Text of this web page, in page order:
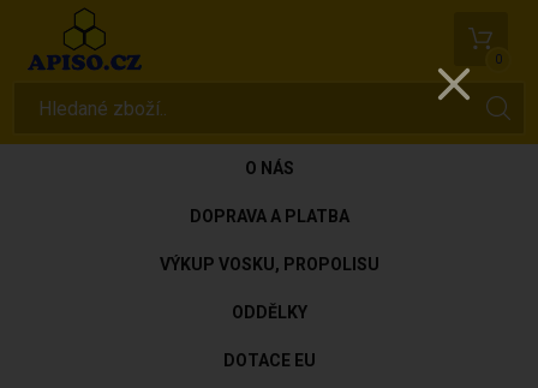
0
O NÁS
DOPRAVA A PLATBA
VÝKUP VOSKU, PROPOLISU
ODDĚLKY
DOTACE EU